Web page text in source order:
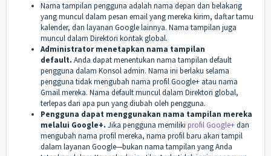
Nama tampilan pengguna adalah nama depan dan belakang
yang muncul dalam pesan email yang mereka kirim, daftar tamu
kalender, dan layanan Google lainnya. Nama tampilan juga
muncul dalam Direktori kontak global.
Administrator menetapkan nama tampilan
default. Anda dapat menentukan nama tampilan default
pengguna dalam Konsol admin. Nama ini berlaku selama
pengguna tidak mengubah nama profil Google+ atau nama
Gmail mereka. Nama default muncul dalam Direktori global,
terlepas dari apa pun yang diubah oleh pengguna.
Pengguna dapat menggunakan nama tampilan mereka
melalui Google+. Jika pengguna memiliki profil Google+dan
mengubah nama profil mereka, nama profil baru akan tampil
dalam layanan Google—bukan nama tampilan yang Anda